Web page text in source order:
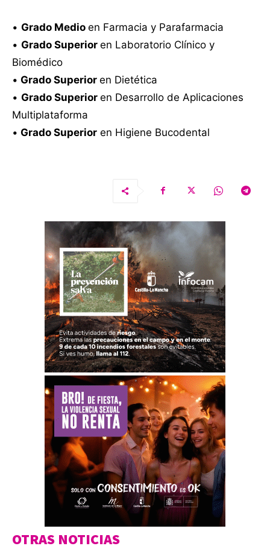
• Grado Medio en Farmacia y Parafarmacia
• Grado Superior en Laboratorio Clínico y
Biomédico
• Grado Superior en Dietética
• Grado Superior en Desarrollo de Aplicaciones
Multiplataforma
• Grado Superior en Higiene Bucodental
OTRAS NOTICIAS